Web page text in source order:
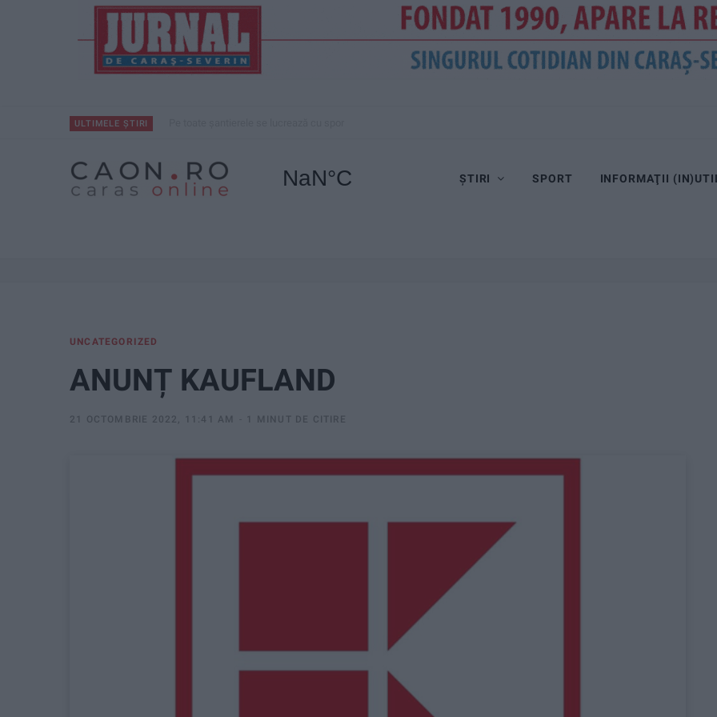
ULTIMELE ȘTIRI
ȘTIRI SPORT INFORMAŢII
UNCATEGORIZED
ANUNȚ KAUFLAND
21 OCTOMBRIE 2022, 11:41 AM 1 MINUT DE CITIRE